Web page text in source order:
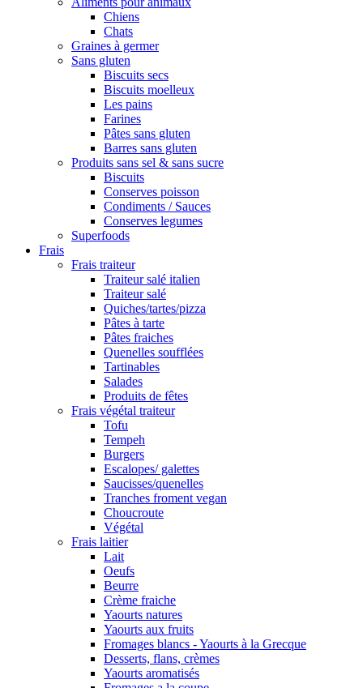
Chiens
Chats
Graines à germer
Sans gluten
Biscuits secs
Biscuits moelleux
Les pains
Farines
Pâtes sans gluten
Barres sans gluten
Produits sans sel & sans sucre
Biscuits
Conserves poisson
Condiments / Sauces
Conserves legumes
Superfoods
Frais
Frais traiteur
Traiteur salé italien
Traiteur salé
Quiches/tartes/pizza
Pâtes à tarte
Pâtes fraiches
Quenelles soufflées
Tartinables
Salades
Produits de fêtes
Frais végétal traiteur
Tofu
Tempeh
Burgers
Escalopes/ galettes
Saucisses/quenelles
Tranches froment vegan
Choucroute
Végétal
Frais laitier
Lait
Oeufs
Beurre
Crème fraiche
Yaourts natures
Yaourts aux fruits
Fromages blancs - Yaourts à la Grecque
Desserts, flans, crèmes
Yaourts aromatisés